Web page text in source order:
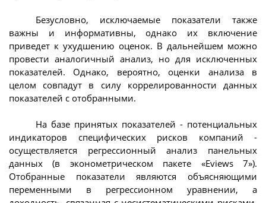
Безусловно, исключаемые показатели также
важны и информативны, однако их включение
приведет к ухудшению оценок. В дальнейшем можно
провести аналогичный анализ, но для исключенных
показателей. Однако, вероятно, оценки анализа в
целом совпадут в силу коррелированности данных
показателей с отобранными.
На базе принятых показателей - потенциальных
индикаторов специфических рисков компаний -
осуществляется регрессионный анализ панельных
данных (в эконометрическом пакете «Eviews 7»).
Отобранные показатели являются объясняющими
переменными в регрессионном уравнении, а